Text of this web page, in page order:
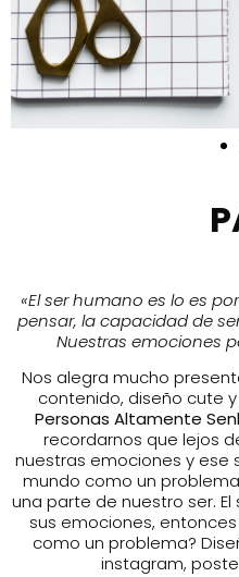
«El ser humano es lo es
pensar, la capacidad de
Nuestras emociones
Nos alegra mucho
contenido, diseño cute
Personas Altamente
recordarnos que lejos
nuestras emociones y
mundo como un
una parte de nuestro ser.
sus emociones,
como un problema?
instagram,